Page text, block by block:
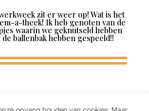
zit er weer op! Wat is het
a-theek! Ik heb genoten van de
waarin we geknutseld hebben
ballenbak hebben gespeeld!!